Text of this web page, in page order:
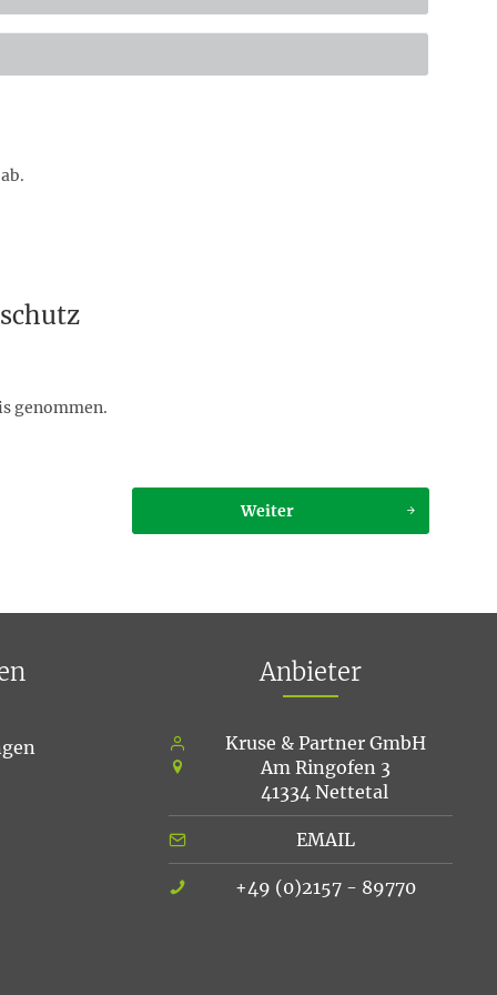
genommen.
Weiter
Anbieter
Kruse & Partner GmbH
Am Ringofen 3
41334 Nettetal
EMAIL
+49 (0)2157 - 89770